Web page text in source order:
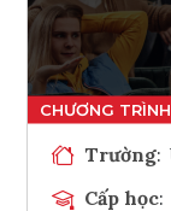
Trường:
Cấp học: